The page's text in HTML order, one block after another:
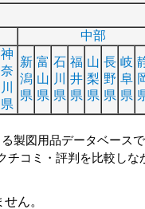
中部
神
奈
川
県
新
潟
県
富
山
県
石
川
県
福
井
県
山
梨
県
長
野
県
岐
阜
県
製図用品データベース
コミ・評判を比較し
ん。